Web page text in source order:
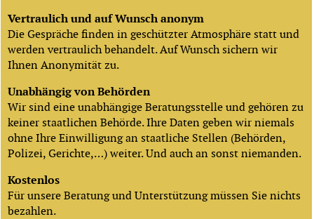
Vertraulich und auf Wunsch anonym
Die Gespräche finden in geschützter Atmosphäre statt und
werden vertraulich behandelt. Auf Wunsch sichern wir
Ihnen Anonymität zu.
Unabhängig von Behörden
Wir sind eine unabhängige Beratungsstelle und gehören zu
keiner staatlichen Behörde. Ihre Daten geben wir niemals
ohne Ihre Einwilligung an staatliche Stellen (Behörden,
Polizei, Gerichte,…) weiter. Und auch an sonst niemanden.
Kostenlos
Für unsere Beratung und Unterstützung müssen Sie nichts
bezahlen.